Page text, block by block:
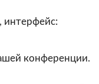
интерфейс:
конференции.